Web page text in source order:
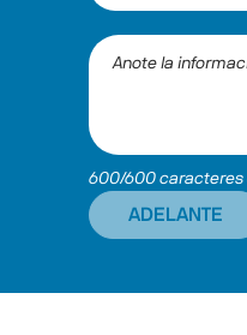
600/600 caracteres
ADELANTE